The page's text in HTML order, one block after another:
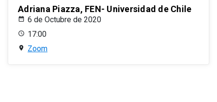
Adriana Piazza, FEN- Universidad de Chile
6 de Octubre de 2020
17:00
Zoom